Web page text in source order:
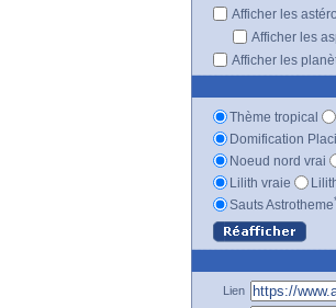
Afficher les
Afficher les
Afficher les
Thème tropical
Domification
Noeud nord vrai
Lilith vraie
Sauts Astrotheme
Lien